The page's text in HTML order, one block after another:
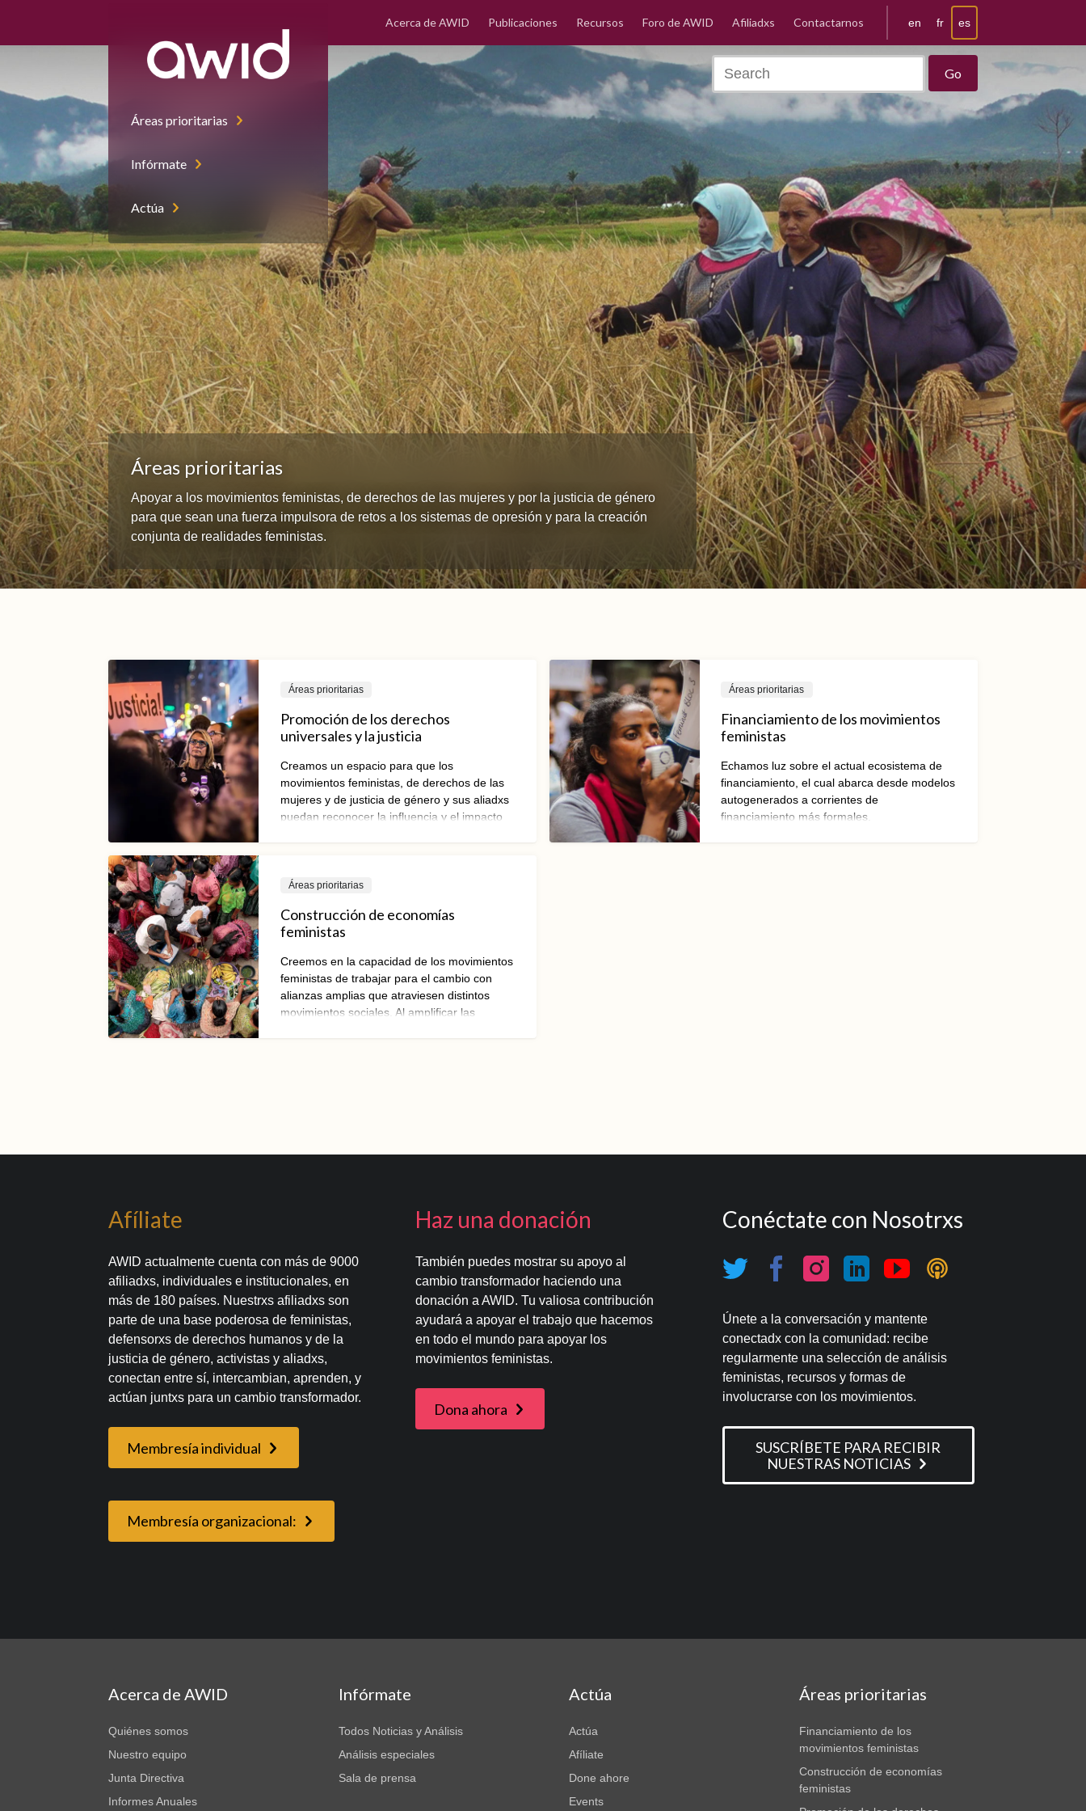
Áreas prioritarias
Infórmate
Actúa
en fr es
Acerca de AWID Publicaciones Recursos Foro de AWID Afiliadxs Contactarnos
Áreas prioritarias
Apoyar a los movimientos feministas, de derechos de las mujeres y por la justicia de género
para que sean una fuerza impulsora de retos a los sistemas de opresión y para la creación
conjunta de realidades feministas.
Áreas prioritarias
Promoción de los derechos
universales y la justicia
Creamos un espacio para que los
movimientos feministas, de derechos de las
mujeres y de justicia de género y sus aliadxs
puedan reconocer la influencia y el impacto
Áreas prioritarias
Construcción de economías
feministas
Creemos en la capacidad de los movimientos
feministas de trabajar para el cambio con
alianzas amplias que atraviesen distintos
movimientos sociales. Al amplificar las
Áreas prioritarias
Financiamiento de los movimientos
feministas
Echamos luz sobre el actual ecosistema de
financiamiento, el cual abarca desde modelos
autogenerados a corrientes de
financiamiento más formales.
Afíliate
AWID actualmente cuenta con más de 9000
afiliadxs, individuales e institucionales, en
más de 180 países. Nuestrxs afiliadxs son
parte de una base poderosa de feministas,
defensorxs de derechos humanos y de la
justicia de género, activistas y aliadxs,
conectan entre sí, intercambian, aprenden, y
actúan juntxs para un cambio transformador.
Membresía individual
Membresía organizacional:
Haz una donación
También puedes mostrar su apoyo al
cambio transformador haciendo una
donación a AWID. Tu valiosa contribución
ayudará a apoyar el trabajo que hacemos
en todo el mundo para apoyar los
movimientos feministas.
Dona ahora
Conéctate con Nosotrxs
Únete a la conversación y mantente
conectadx con la comunidad: recibe
regularmente una selección de análisis
feministas, recursos y formas de
involucrarse con los movimientos.
SUSCRÍBETE PARA RECIBIR
NUESTRAS NOTICIAS
Acerca de AWID
Quiénes somos
Nuestro equipo
Junta Directiva
Informes Anuales
Infórmate
Todos Noticias y Análisis
Análisis especiales
Sala de prensa
Actúa
Actúa
Afíliate
Done ahore
Events
Áreas prioritarias
Financiamiento de los
movimientos feministas
Construcción de economías
feministas